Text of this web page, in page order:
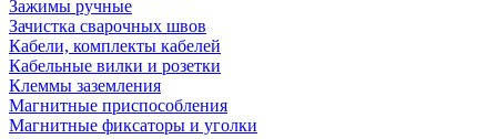
Зажимы ручные
Зачистка сварочных швов
Кабели, комплекты кабелей
Кабельные вилки и розетки
Клеммы заземления
Магнитные приспособления
Магнитные фиксаторы и уголки